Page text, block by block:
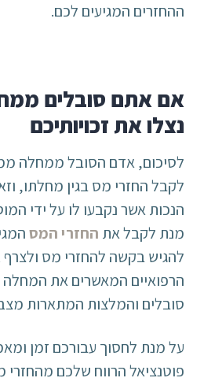
ההחזרים המגיעים לכם.
אם אתם סובלים
נצלו את זכויותיכם
לסיכום, אדם הסובל ממחלה
לקבל החזרי מס בגין מחלתו,
הנכות אשר נקבעו לו על ידי
מנת לקבל את החזרי המס
להגיש בקשה להחזרי מס
הרפואיים המאשרים את
סובלים והמלצות המתארות
על מנת לחסוך עבורכם זמן
פוטנציאל הרווח שלכם